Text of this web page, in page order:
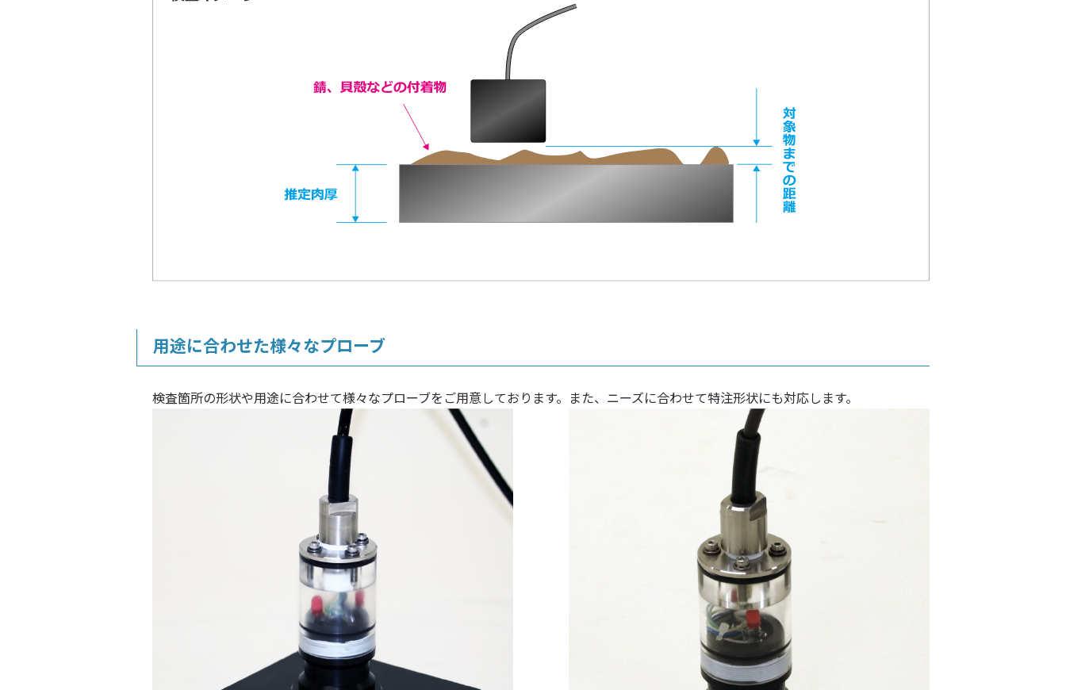
用途に合わせた様々なプローブ
検査箇所の形状や用途に合わせて様々なプローブをご用意しております。また、ニーズに合わせて特注形状にも対応します。